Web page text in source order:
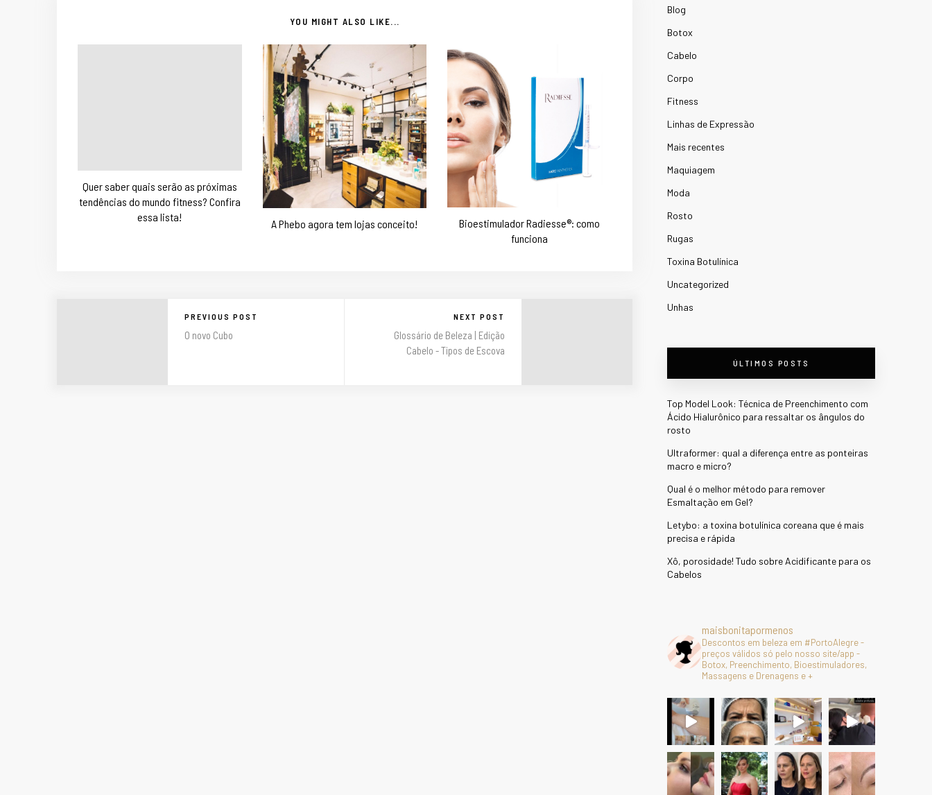
YOU MIGHT ALSO LIKE...
Quer saber quais serão as próximas
tendências do mundo fitness? Confira
essa lista!
A Phebo agora tem lojas conceito!
Bioestimulador Radiesse®: como
funciona
PREVIOUS POST
O novo Cubo
NEXT POST
Glossário de Beleza | Edição
Cabelo - Tipos de Escova
Blog
Botox
Cabelo
Corpo
Fitness
Linhas de Expressão
Mais recentes
Maquiagem
Moda
Rosto
Rugas
Toxina Botulínica
Uncategorized
Unhas
ÚLTIMOS POSTS
Top Model Look: Técnica de Preenchimento com
Ácido Hialurônico para ressaltar os ângulos do
rosto
Ultraformer: qual a diferença entre as ponteiras
macro e micro?
Qual é o melhor método para remover
Esmaltação em Gel?
Letybo: a toxina botulínica coreana que é mais
precisa e rápida
Xô, porosidade! Tudo sobre Acidificante para os
Cabelos
maisbonitapormenos
Descontos em beleza em #PortoAlegre -
preços válidos só pelo nosso site/app -
Botox, Preenchimento, Bioestimuladores,
Massagens e Drenagens e +